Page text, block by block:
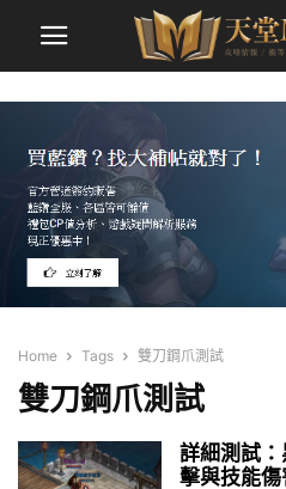
Home Tags 雙刀鋼爪測試
雙刀鋼爪測試
詳細測試
擊與技能傷